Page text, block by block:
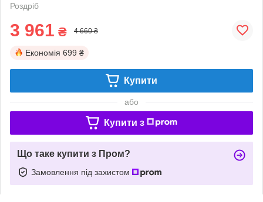
Роздріб
3 961 ₴ 4 660 ₴
Економія 699 ₴
Купити
або
Купити з
Що таке купити з Пром?
Замовлення під захистом